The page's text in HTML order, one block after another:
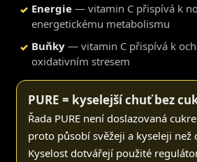
✓ Energie — vitamin C přispívá k
energetickému metabolismu
✓ Buňky — vitamin C přispívá k
oxidativním stresem
PURE = kyselejší chuť bez
Řada PURE není doslazovaná
proto působí svěžeji a kyseleji než
Kyselost dotvářejí použité